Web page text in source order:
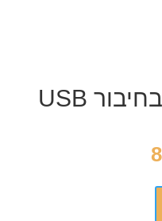
אוזניות למחשב בחיבור USB
המחיר